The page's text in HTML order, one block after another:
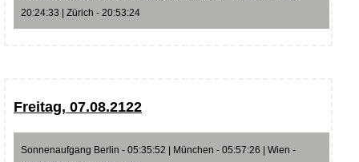
20:24:33 | Zürich - 20:53:24
Freitag, 07.08.2122
Sonnenaufgang Berlin - 05:35:52 | München - 05:57:26 | Wien -